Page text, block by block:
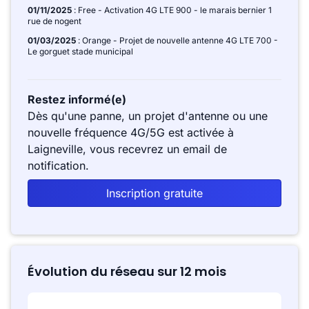
01/11/2025 : Free - Activation 4G LTE 900 - le marais bernier 1
rue de nogent
01/03/2025 : Orange - Projet de nouvelle antenne 4G LTE 700 -
Le gorguet stade municipal
Restez informé(e)
Dès qu'une panne, un projet d'antenne ou une
nouvelle fréquence 4G/5G est activée à
Laigneville, vous recevrez un email de
notification.
Inscription gratuite
Évolution du réseau sur 12 mois